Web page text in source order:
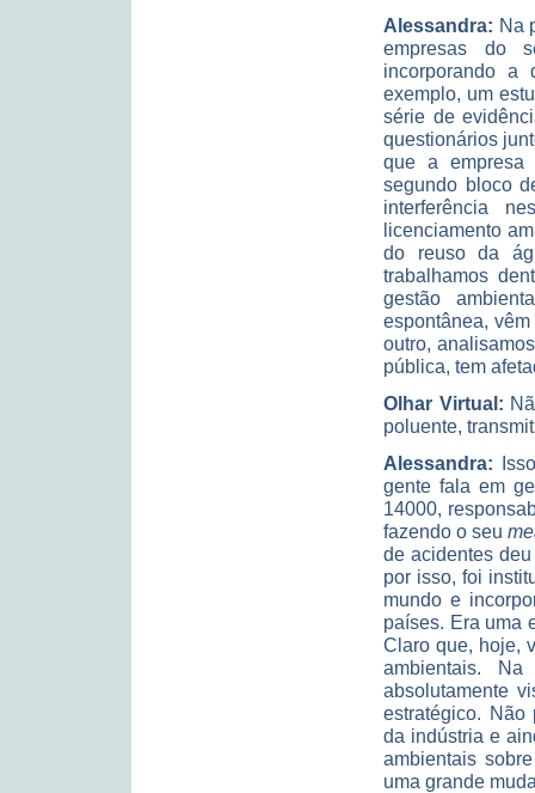
Alessandra: Na
empresas do
incorporando a
exemplo, um
série de
questionários
que a empresa
segundo bloco
interferência
licenciamento
do reuso da
trabalhamos
gestão
espontânea,
outro,
pública, tem
Olhar Virtual:
poluente,
Alessandra:
gente fala em
14000,
fazendo o seu
de acidentes
por isso, foi
mundo e
países. Era uma
Claro que, hoje,
ambientais.
absolutamente
estratégico. Não
da indústria e
ambientais
uma grande